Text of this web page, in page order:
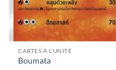
CARTES À L'UNITÉ
Boumata